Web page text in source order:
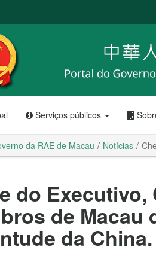
Serviços públicos
da RAE de Macau Notícias
do Executivo,
de Macau
da China.